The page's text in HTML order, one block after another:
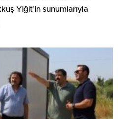
Yiğit’in sunumlarıyla